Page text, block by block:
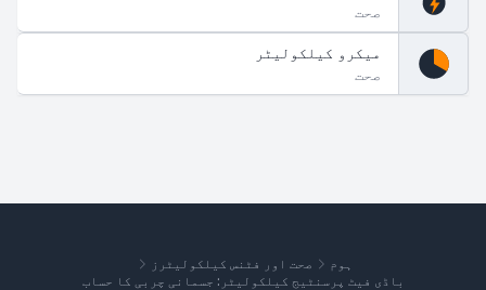
صحت
میکرو کیلکولیٹر
صحت
ہوم
صحت اور فٹنس کیلکولیٹرز
باڈی فیٹ پرسنٹیج کیلکولیٹر: جسمانی چربی کا حساب